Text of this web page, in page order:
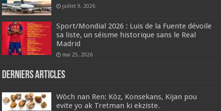
juillet 9, 2026
Sport/Mondial 2026 : Luis de la Fuente dévoile
sa liste, un séisme historique sans le Real
Madrid
mai 25, 2026
Derniers articles
Wòch nan Ren: Kòz, Konsekans, Kijan pou
evite yo ak Tretman ki ekziste.